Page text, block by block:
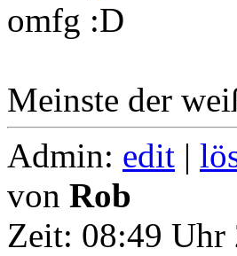
omfg
Meinste der
Admin: edit |
von Rob
Zeit: 08:49 Uhr